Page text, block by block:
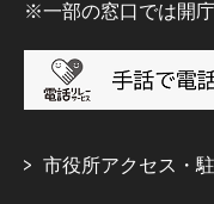
※一部の窓口では開
市役所アクセス・